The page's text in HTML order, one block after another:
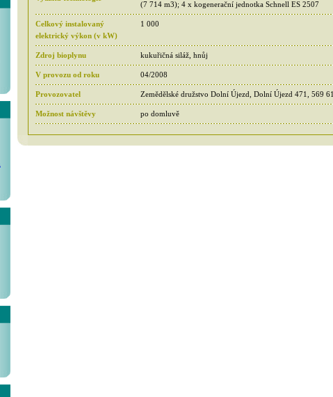
(7 714 m3); 4 x kogenerační jednotka Schnell ES 2507
Celkový instalovaný
elektrický výkon (v kW)
1 000
Zdroj bioplynu kukuřičná siláž, hnůj
V provozu od roku 04/2008
Provozovatel Zemědělské družstvo Dolní Újezd, Dolní Újezd 471, 569
Možnost návštěvy po domluvě